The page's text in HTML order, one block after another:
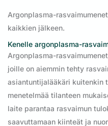
Argonplasma-
kaikkien jälkeen.
Kenelle argonplasma-
Argonplasma-
joille on aiemmin tehty
asiantuntijalääkäri kuitenkin
menetelmää tilanteen
laite parantaa rasvaimun
saavuttamaan kiinteät ja